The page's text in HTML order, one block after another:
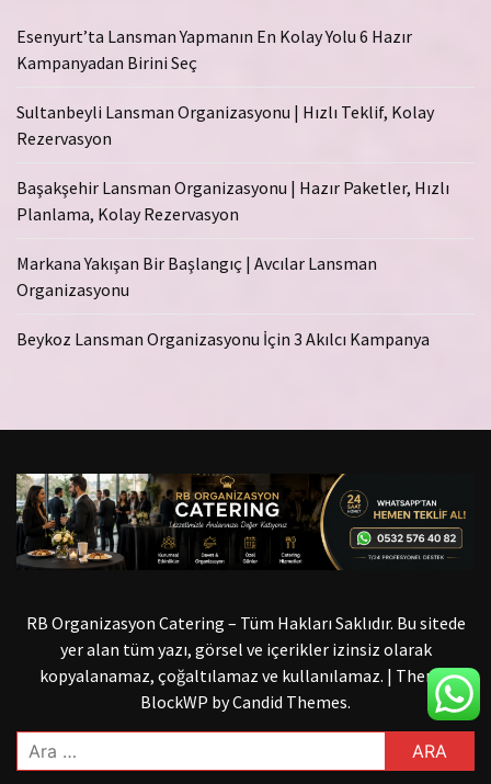
Esenyurt’ta Lansman Yapmanın En Kolay Yolu 6 Hazır
Kampanyadan Birini Seç
Sultanbeyli Lansman Organizasyonu | Hızlı Teklif, Kolay
Rezervasyon
Başakşehir Lansman Organizasyonu | Hazır Paketler, Hızlı
Planlama, Kolay Rezervasyon
Markana Yakışan Bir Başlangıç | Avcılar Lansman
Organizasyonu
Beykoz Lansman Organizasyonu İçin 3 Akılcı Kampanya
RB Organizasyon Catering – Tüm Hakları Saklıdır. Bu sitede
yer alan tüm yazı, görsel ve içerikler izinsiz olarak
kopyalanamaz, çoğaltılamaz ve kullanılamaz. | Theme:
BlockWP byCandid Themes.
Arama: